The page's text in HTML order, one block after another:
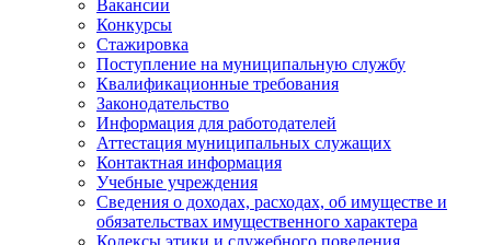
Вакансии
Конкурсы
Стажировка
Поступление на муниципальную службу
Квалификационные требования
Законодательство
Информация для работодателей
Аттестация муниципальных служащих
Контактная информация
Учебные учреждения
Сведения о доходах, расходах, об имуществе и
обязательствах имущественного характера
Кодексы этики и служебного поведения